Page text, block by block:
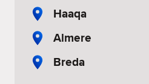
Haaqa
Almere
Breda